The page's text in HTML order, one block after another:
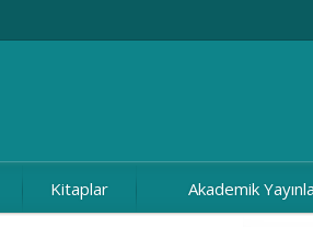
Kitaplar Akademik